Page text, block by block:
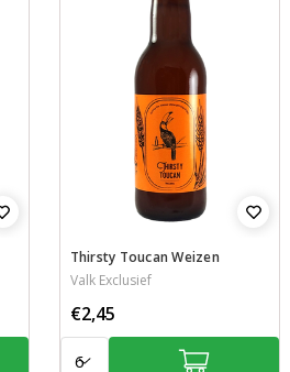
Thirsty Toucan Weizen
Valk Exclusief
€2,45